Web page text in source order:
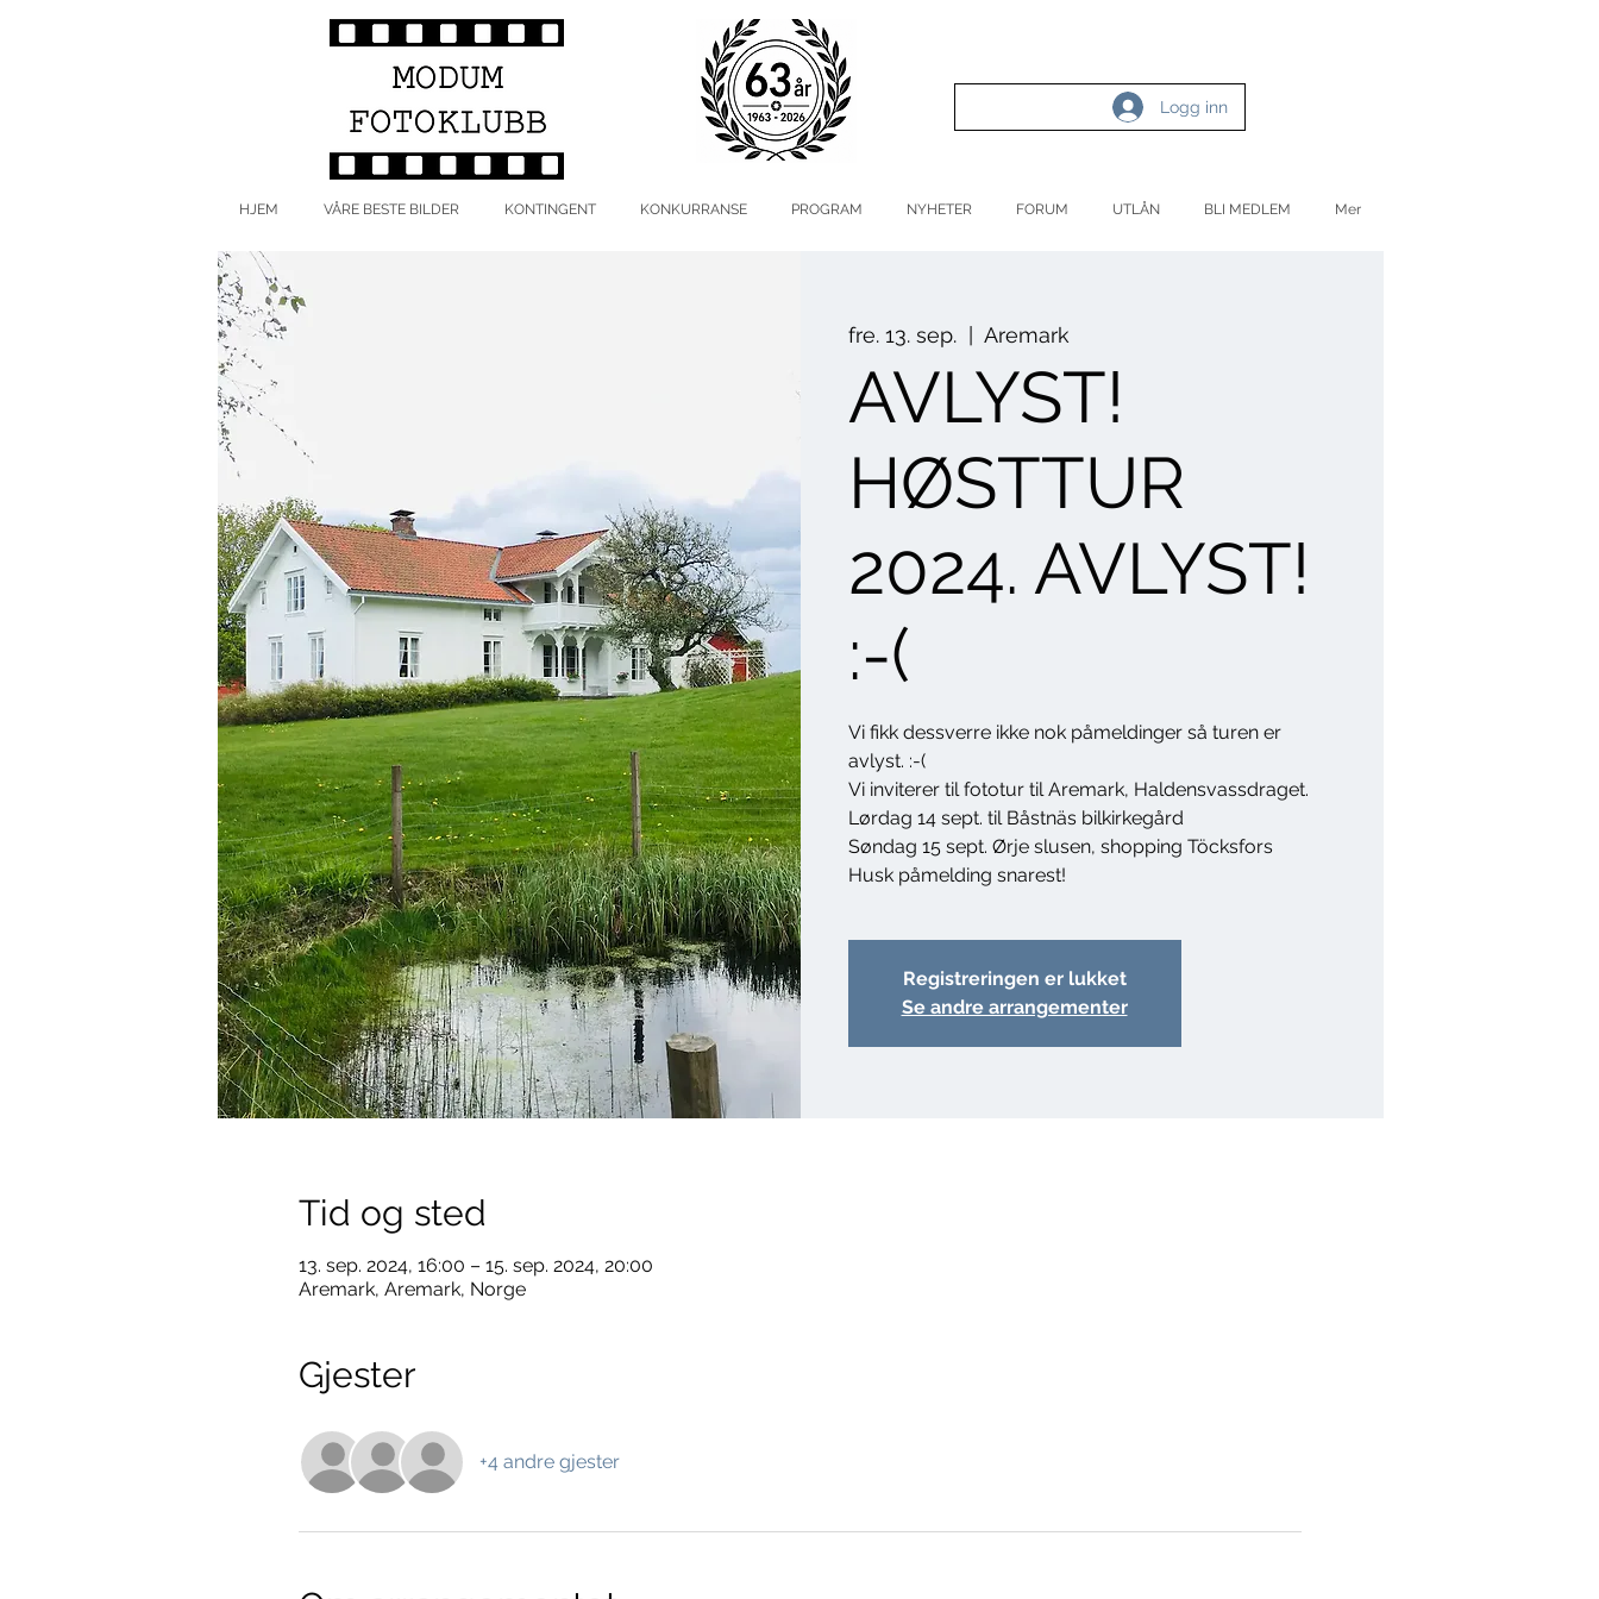
Logg inn
HJEM VÅRE BESTE BILDER KONTINGENT KONKURRANSE PROGRAM NYHETER FORUM UTLÅN BLI MEDLEM Mer
fre. 13. sep.
  |
Aremark
AVLYST!
HØSTTUR
2024. AVLYST!
:-(
Vi fikk dessverre ikke nok påmeldinger så turen er
avlyst. :-(
Vi inviterer til fototur til Aremark, Haldensvassdraget.
Lørdag 14 sept. til Båstnäs bilkirkegård
Søndag 15 sept. Ørje slusen, shopping Töcksfors
Husk påmelding snarest!
Registreringen er lukket
Se andre arrangementer
Tid og sted
13. sep. 2024, 16:00 – 15. sep. 2024, 20:00
Aremark, Aremark, Norge
Gjester
+4 andre gjester